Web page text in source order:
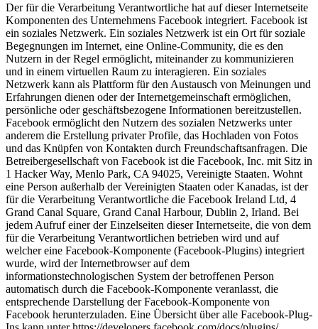
Der für die Verarbeitung Verantwortliche hat auf dieser Internetseite
Komponenten des Unternehmens Facebook integriert. Facebook ist
ein soziales Netzwerk. Ein soziales Netzwerk ist ein Ort für soziale
Begegnungen im Internet, eine Online-Community, die es den
Nutzern in der Regel ermöglicht, miteinander zu kommunizieren
und in einem virtuellen Raum zu interagieren. Ein soziales
Netzwerk kann als Plattform für den Austausch von Meinungen und
Erfahrungen dienen oder der Internetgemeinschaft ermöglichen,
persönliche oder geschäftsbezogene Informationen bereitzustellen.
Facebook ermöglicht den Nutzern des sozialen Netzwerks unter
anderem die Erstellung privater Profile, das Hochladen von Fotos
und das Knüpfen von Kontakten durch Freundschaftsanfragen. Die
Betreibergesellschaft von Facebook ist die Facebook, Inc. mit Sitz in
1 Hacker Way, Menlo Park, CA 94025, Vereinigte Staaten. Wohnt
eine Person außerhalb der Vereinigten Staaten oder Kanadas, ist der
für die Verarbeitung Verantwortliche die Facebook Ireland Ltd, 4
Grand Canal Square, Grand Canal Harbour, Dublin 2, Irland. Bei
jedem Aufruf einer der Einzelseiten dieser Internetseite, die von dem
für die Verarbeitung Verantwortlichen betrieben wird und auf
welcher eine Facebook-Komponente (Facebook-Plugins) integriert
wurde, wird der Internetbrowser auf dem
informationstechnologischen System der betroffenen Person
automatisch durch die Facebook-Komponente veranlasst, die
entsprechende Darstellung der Facebook-Komponente von
Facebook herunterzuladen. Eine Übersicht über alle Facebook-Plug-